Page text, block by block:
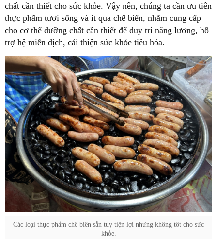
chất cần thiết cho sức khỏe. Vậy nên, chúng ta cần ưu tiên
thực phẩm tươi sống và ít qua chế biến, nhằm cung cấp
cho cơ thể dưỡng chất cần thiết để duy trì năng lượng, hỗ
trợ hệ miễn dịch, cải thiện sức khỏe tiêu hóa.
Các loại thực phẩm chế biến sẵn tuy tiện lợi nhưng không tốt cho sức
khỏe.